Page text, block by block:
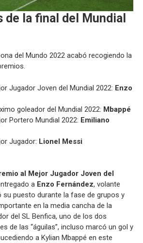
de la final del Mundial
del Mundo 2022 acabó recogiendo la
Jugador Joven del Mundial 2022: Enzo
goleador del Mundial 2022: Mbappé
Portero Mundial 2022: Emiliano
Jugador: Lionel Messi
al Mejor Jugador Joven del
a Enzo Fernández, volante
su puesto durante la fase de grupos y
en la media cancha de la
del SL Benfica, uno de los dos
de las “águilas”, incluso marcó un gol y
a Kylian Mbappé en este